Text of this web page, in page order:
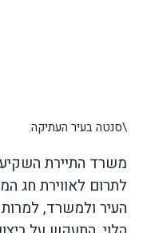
\סנטה בעיר העתיקה.
משרד התיירת השקיע
לתרום לאווירת חג
העיר ולמשרד,